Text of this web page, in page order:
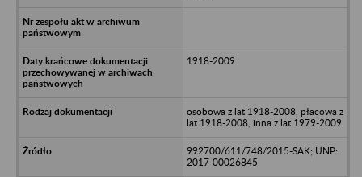
1918-2009
osobowa z lat 1918-2008, płacowa z
lat 1918-2008, inna z lat 1979-2009
992700/611/748/2015-SAK; UNP:
2017-00026845